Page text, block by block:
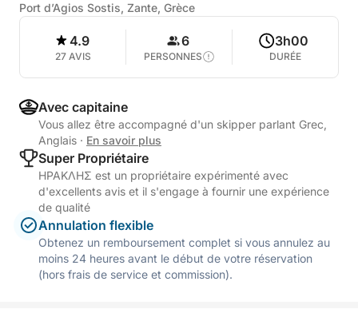
Port d’Agios Sostis, Zante, Grèce
4.9
27 AVIS
6
PERSONNES
3h00
DURÉE
Avec capitaine
Vous allez être accompagné d'un skipper parlant Grec,
Anglais · En savoir plus
Super Propriétaire
ΗΡΑΚΛΗΣ est un propriétaire expérimenté avec
d'excellents avis et il s'engage à fournir une expérience
de qualité
Annulation flexible
Obtenez un remboursement complet si vous annulez au
moins 24 heures avant le début de votre réservation
(hors frais de service et commission).